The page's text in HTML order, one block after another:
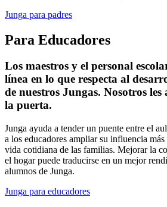
Junga para padres
Para Educadores
Los maestros y el personal
línea en lo que respecta al
de nuestros Jungas. Nosotros
la puerta.
Junga ayuda a tender un puente entre el
a los educadores ampliar su influencia
vida cotidiana de las familias. Mejorar la
el hogar puede traducirse en un mejor
alumnos de Junga.
Junga para educadores